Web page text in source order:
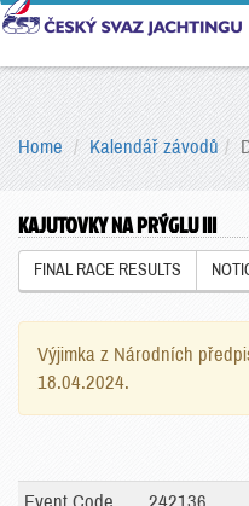
Home Kalendář závodů
KAJUTOVKY NA PRÝGLU III
FINAL RACE RESULTS
Výjimka z Národních
18.04.2024.
Event Code
242136